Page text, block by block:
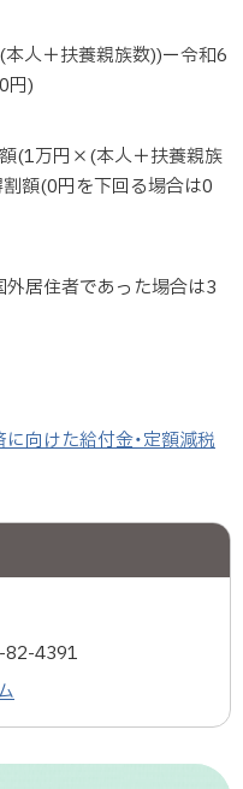
人＋扶養親族数))ー令和6
円)
(1万円×(本人＋扶養親族
額(0円を下回る場合は0
居住者であった場合は3
向けた給付金・定額減税
4391